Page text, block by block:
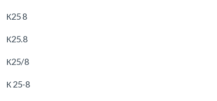
К25 8
К25.8
К25/8
К 25-8